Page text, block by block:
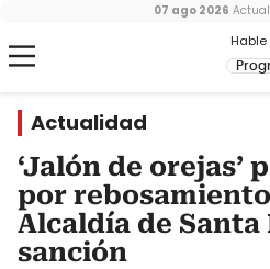
Hable
07 ago 2026
Actualidad
‘Jalón de orejas’
por
Alcaldía de
sanción